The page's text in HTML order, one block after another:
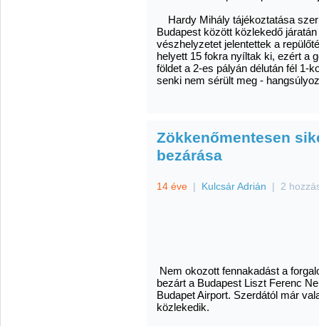
Hardy Mihály tájékoztatása
Budapest között közlekedő
vészhelyzetet jelentettek a
helyett 15 fokra nyíltak ki, ezért a
földet a 2-es pályán délután fél 1-
senki nem sérült meg -
Zökkenőmentesen
bezárása
14 éve | Kulcsár Adrián | 2
Nem okozott fennakadást a
bezárt a Budapest Liszt Ferenc
Budapet Airport. Szerdától már
közlekedik.